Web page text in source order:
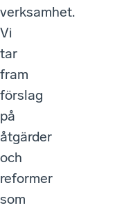
verksamhet.
Vi
tar
fram
förslag
på
åtgärder
och
reformer
som